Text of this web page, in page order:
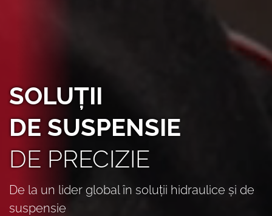
SOLUȚII
DE SUSPENSIE
DE PRECIZIE
De la un lider global în soluții hidraulice și de
suspensie